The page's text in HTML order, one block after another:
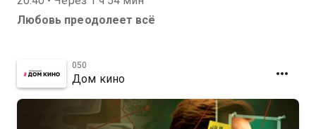
Любовь преодолеет всё
050
Дом кино